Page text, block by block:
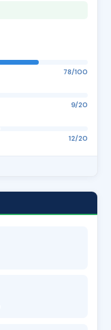
78/100
9/20
12/20